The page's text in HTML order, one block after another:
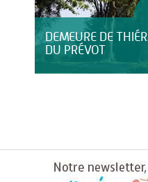
DEMEURE DE
DU PRÉVOT